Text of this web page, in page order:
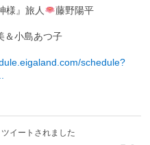
様』旅人
藤野陽平
＆小島あつ子
schedule?
イートされました